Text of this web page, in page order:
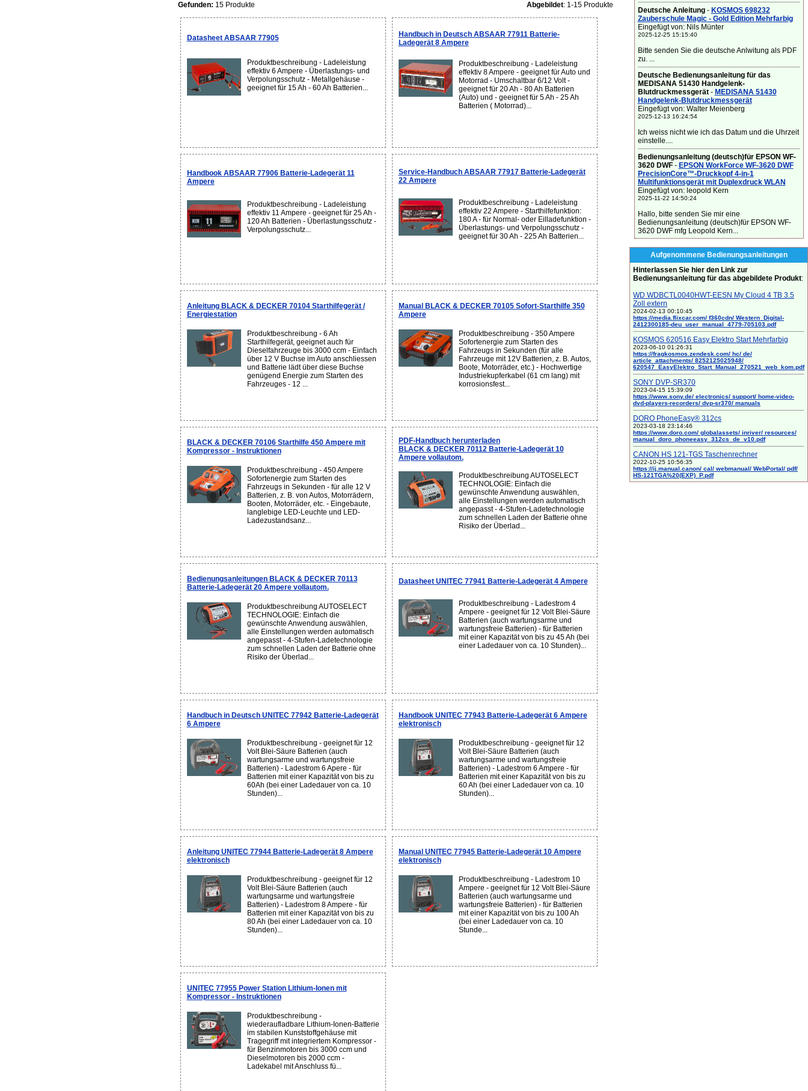
Gefunden: 15 Produkte Abgebildet: 1-15 Produkte
Datasheet ABSAAR 77905
Produktbeschreibung - Ladeleistung
effektiv 6 Ampere - Überlastungs- und
Verpolungsschutz - Metallgehäuse -
geeignet für 15 Ah - 60 Ah Batterien...
Handbuch in Deutsch ABSAAR 77911 Batterie-
Ladegerät 8 Ampere
Produktbeschreibung - Ladeleistung
effektiv 8 Ampere - geeignet für Auto und
Motorrad - Umschaltbar 6/12 Volt -
geeignet für 20 Ah - 80 Ah Batterien
(Auto) und - geeignet für 5 Ah - 25 Ah
Batterien ( Motorrad)...
Handbook ABSAAR 77906 Batterie-Ladegerät 11
Ampere
Produktbeschreibung - Ladeleistung
effektiv 11 Ampere - geeignet für 25 Ah -
120 Ah Batterien - Überlastungsschutz -
Verpolungsschutz...
Service-Handbuch ABSAAR 77917 Batterie-Ladegerät
22 Ampere
Produktbeschreibung - Ladeleistung
effektiv 22 Ampere - Starthilfefunktion:
180 A - für Normal- oder Eilladefunktion -
Überlastungs- und Verpolungsschutz -
geeignet für 30 Ah - 225 Ah Batterien...
Anleitung BLACK & DECKER 70104 Starthilfegerät /
Energiestation
Produktbeschreibung - 6 Ah
Starthilfegerät, geeignet auch für
Dieselfahrzeuge bis 3000 ccm - Einfach
über 12 V Buchse im Auto anschliessen
und Batterie lädt über diese Buchse
genügend Energie zum Starten des
Fahrzeuges - 12 ...
Manual BLACK & DECKER 70105 Sofort-Starthilfe 350
Ampere
Produktbeschreibung - 350 Ampere
Sofortenergie zum Starten des
Fahrzeugs in Sekunden (für alle
Fahrzeuge mit 12V Batterien, z. B. Autos,
Boote, Motorräder, etc.) - Hochwertige
Industriekupferkabel (61 cm lang) mit
korrosionsfest...
BLACK & DECKER 70106 Starthilfe 450 Ampere mit
Kompressor - Instruktionen
Produktbeschreibung - 450 Ampere
Sofortenergie zum Starten des
Fahrzeugs in Sekunden - für alle 12 V
Batterien, z. B. von Autos, Motorrädern,
Booten, Motorräder, etc. - Eingebaute,
langlebige LED-Leuchte und LED-
Ladezustandsanz...
PDF-Handbuch herunterladen
BLACK & DECKER 70112 Batterie-Ladegerät 10
Ampere vollautom.
Produktbeschreibung AUTOSELECT
TECHNOLOGIE: Einfach die
gewünschte Anwendung auswählen,
alle Einstellungen werden automatisch
angepasst - 4-Stufen-Ladetechnologie
zum schnellen Laden der Batterie ohne
Risiko der Überlad...
Bedienungsanleitungen BLACK & DECKER 70113
Batterie-Ladegerät 20 Ampere vollautom.
Produktbeschreibung AUTOSELECT
TECHNOLOGIE: Einfach die
gewünschte Anwendung auswählen,
alle Einstellungen werden automatisch
angepasst - 4-Stufen-Ladetechnologie
zum schnellen Laden der Batterie ohne
Risiko der Überlad...
Datasheet UNITEC 77941 Batterie-Ladegerät 4 Ampere
Produktbeschreibung - Ladestrom 4
Ampere - geeignet für 12 Volt Blei-Säure
Batterien (auch wartungsarme und
wartungsfreie Batterien) - für Batterien
mit einer Kapazität von bis zu 45 Ah (bei
einer Ladedauer von ca. 10 Stunden)...
Handbuch in Deutsch UNITEC 77942 Batterie-Ladegerät
6 Ampere
Produktbeschreibung - geeignet für 12
Volt Blei-Säure Batterien (auch
wartungsarme und wartungsfreie
Batterien) - Ladestrom 6 Apere - für
Batterien mit einer Kapazität von bis zu
60Ah (bei einer Ladedauer von ca. 10
Stunden)...
Handbook UNITEC 77943 Batterie-Ladegerät 6 Ampere
elektronisch
Produktbeschreibung - geeignet für 12
Volt Blei-Säure Batterien (auch
wartungsarme und wartungsfreie
Batterien) - Ladestrom 6 Ampere - für
Batterien mit einer Kapazität von bis zu
60 Ah (bei einer Ladedauer von ca. 10
Stunden)...
Anleitung UNITEC 77944 Batterie-Ladegerät 8 Ampere
elektronisch
Produktbeschreibung - geeignet für 12
Volt Blei-Säure Batterien (auch
wartungsarme und wartungsfreie
Batterien) - Ladestrom 8 Ampere - für
Batterien mit einer Kapazität von bis zu
80 Ah (bei einer Ladedauer von ca. 10
Stunden)...
Manual UNITEC 77945 Batterie-Ladegerät 10 Ampere
elektronisch
Produktbeschreibung - Ladestrom 10
Ampere - geeignet für 12 Volt Blei-Säure
Batterien (auch wartungsarme und
wartungsfreie Batterien) - für Batterien
mit einer Kapazität von bis zu 100 Ah
(bei einer Ladedauer von ca. 10
Stunde...
UNITEC 77955 Power Station Lithium-Ionen mit
Kompressor - Instruktionen
Produktbeschreibung -
wiederaufladbare Lithium-Ionen-Batterie
im stabilen Kunststoffgehäuse mit
Tragegriff mit integriertem Kompressor -
für Benzinmotoren bis 3000 ccm und
Dieselmotoren bis 2000 ccm -
Ladekabel mit Anschluss fü...
Deutsche Anleitung- KOSMOS 698232
Zauberschule Magic - Gold Edition Mehrfarbig
Eingefügt von: Nils Münter
2025-12-25 15:15:40
Bitte senden Sie die deutsche Anlwitung als PDF
zu. ...
Deutsche Bedienungsanleitung für das
MEDISANA 51430 Handgelenk-
Blutdruckmessgerät- MEDISANA 51430
Handgelenk-Blutdruckmessgerät
Eingefügt von: Walter Meienberg
2025-12-13 16:24:54
Ich weiss nicht wie ich das Datum und die Uhrzeit
einstelle....
Bedienungsanleitung (deutsch)für EPSON WF-
3620 DWF- EPSON WorkForce WF-3620 DWF
PrecisionCore™-Druckkopf 4-in-1
Multifunktionsgerät mit Duplexdruck WLAN
Eingefügt von: leopold Kern
2025-11-22 14:50:24
Hallo, bitte senden Sie mir eine
Bedienungsanleitung (deutsch)für EPSON WF-
3620 DWF mfg Leopold Kern...
Aufgenommene Bedienungsanleitungen
Hinterlassen Sie hier den Link zur
Bedienungsanleitung für das abgebildete Produkt:
WD WDBCTL0040HWT-EESN My Cloud 4 TB 3.5
Zoll extern
2024-02-13 00:10:45
https://media.flixcar.com/ f360cdn/ Western_Digital-
2412300185-deu_user_manual_4779-705103.pdf
KOSMOS 620516 Easy Elektro Start Mehrfarbig
2023-06-10 01:26:31
https://fragkosmos.zendesk.com/ hc/ de/
article_attachments/ 8252125025948/
620547_EasyElektro_Start_Manual_270521_web_kom.pdf
SONY DVP-SR370
2023-04-15 15:39:09
https://www.sony.de/ electronics/ support/ home-video-
dvd-players-recorders/ dvp-sr370/ manuals
DORO PhoneEasy® 312cs
2023-03-18 23:14:46
https://www.doro.com/ globalassets/ inriver/ resources/
manual_doro_phoneeasy_312cs_de_v10.pdf
CANON HS 121-TGS Taschenrechner
2022-10-25 10:56:35
https://ij.manual.canon/ cal/ webmanual/ WebPortal/ pdf/
HS-121TGA%20(EXP)_P.pdf